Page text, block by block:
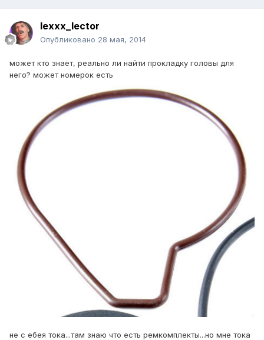
lexxx_lector
Опубликовано 28 мая, 2014
может кто знает, реально ли найти прокладку головы для
него? может номерок есть
не с ебея тока...там знаю что есть ремкомплекты...но мне тока